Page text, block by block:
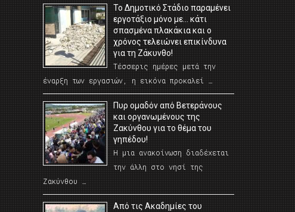
Το Δημοτικό Στάδιο παραμένει
εργοτάξιο μόνο με… κάτι
σπασμένα πλακάκια και ο
χρόνος τελειώνει επικίνδυνα
για τη Ζάκυνθο!
Τέσσερις ημέρες μετά την
έναρξη των εργασιών, η εικόνα προκαλεί …
Πυρ ομαδόν από Βετεράνους
και οργανωμένους της
Ζακύνθου για το θέμα του
γηπέδου!
Η μια ανακοίνωση διαδέχεται
την άλλη στο νησί της
Ζακύνθου …
Από τις Ακαδημίες του